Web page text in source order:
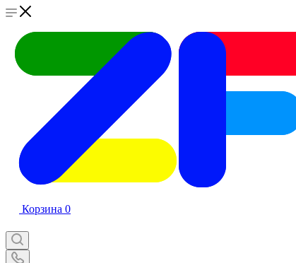
Корзина 0